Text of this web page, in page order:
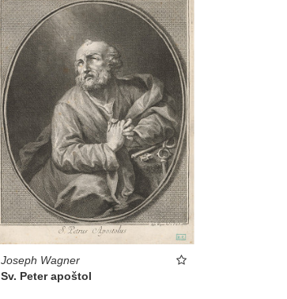
Joseph Wagner
Sv. Peter apoštol